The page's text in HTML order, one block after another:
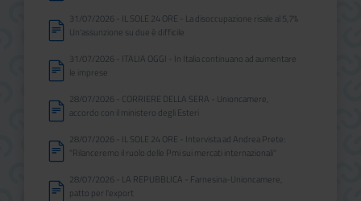
31/07/2026 - IL SOLE 24 ORE - La disoccupazione risale al 5,7%
Un'assunzione su due è difficile
31/07/2026 - ITALIA OGGI - In Italia continuano ad aumentare
le imprese
28/07/2026 - CORRIERE DELLA SERA - Unioncamere,
accordo con il ministero degli Esteri
28/07/2026 - IL SOLE 24 ORE - Intervista ad Andrea Prete:
"Rilanceremo il ruolo delle Pmi sui mercati internazionali"
28/07/2026 - LA REPUBBLICA - Farnesina-Unioncamere,
patto per l'export